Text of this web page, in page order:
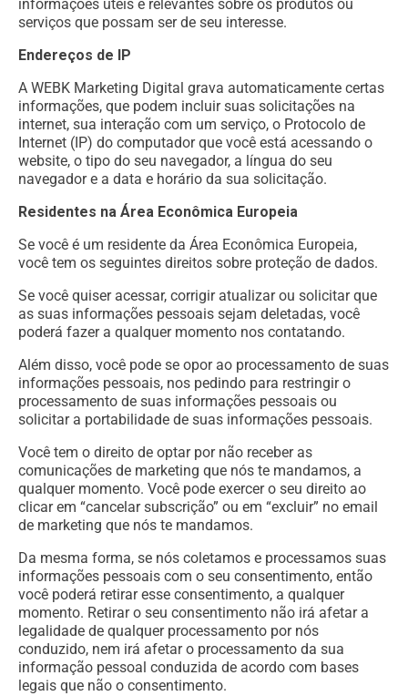
informações úteis e relevantes sobre os produtos ou
serviços que possam ser de seu interesse.
Endereços de IP
A WEBK Marketing Digital grava automaticamente certas
informações, que podem incluir suas solicitações na
internet, sua interação com um serviço, o Protocolo de
Internet (IP) do computador que você está acessando o
website, o tipo do seu navegador, a língua do seu
navegador e a data e horário da sua solicitação.
Residentes na Área Econômica Europeia
Se você é um residente da Área Econômica Europeia,
você tem os seguintes direitos sobre proteção de dados.
Se você quiser acessar, corrigir atualizar ou solicitar que
as suas informações pessoais sejam deletadas, você
poderá fazer a qualquer momento nos contatando.
Além disso, você pode se opor ao processamento de suas
informações pessoais, nos pedindo para restringir o
processamento de suas informações pessoais ou
solicitar a portabilidade de suas informações pessoais.
Você tem o direito de optar por não receber as
comunicações de marketing que nós te mandamos, a
qualquer momento. Você pode exercer o seu direito ao
clicar em “cancelar subscrição” ou em “excluir” no email
de marketing que nós te mandamos.
Da mesma forma, se nós coletamos e processamos suas
informações pessoais com o seu consentimento, então
você poderá retirar esse consentimento, a qualquer
momento. Retirar o seu consentimento não irá afetar a
legalidade de qualquer processamento por nós
conduzido, nem irá afetar o processamento da sua
informação pessoal conduzida de acordo com bases
legais que não o consentimento.